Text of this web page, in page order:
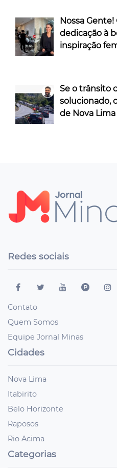
Nossa Gente!
dedicação à
inspiração
Se o trânsito
solucionado,
de Nova
Redes sociais
Contato
Quem Somos
Equipe Jornal Minas
Cidades
Nova Lima
Itabirito
Belo Horizonte
Raposos
Rio Acima
Categorias